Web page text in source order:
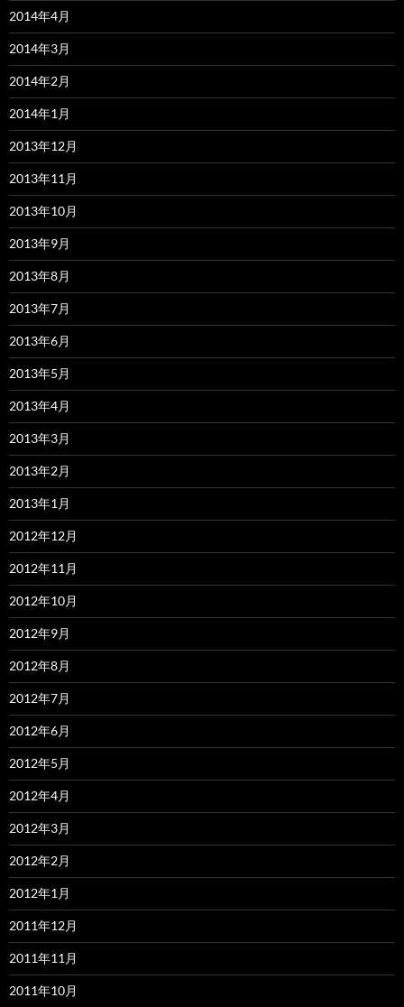
2014年4月
2014年3月
2014年2月
2014年1月
2013年12月
2013年11月
2013年10月
2013年9月
2013年8月
2013年7月
2013年6月
2013年5月
2013年4月
2013年3月
2013年2月
2013年1月
2012年12月
2012年11月
2012年10月
2012年9月
2012年8月
2012年7月
2012年6月
2012年5月
2012年4月
2012年3月
2012年2月
2012年1月
2011年12月
2011年11月
2011年10月